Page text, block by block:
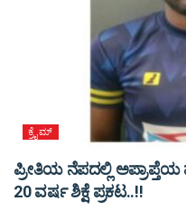
ಕ್ರೈಮ್
ಪ್ರೀತಿಯ ನೆಪದಲ್ಲಿ
20 ವರ್ಷ ಶಿಕ್ಷೆ ಪ್ರಕಟ..!!